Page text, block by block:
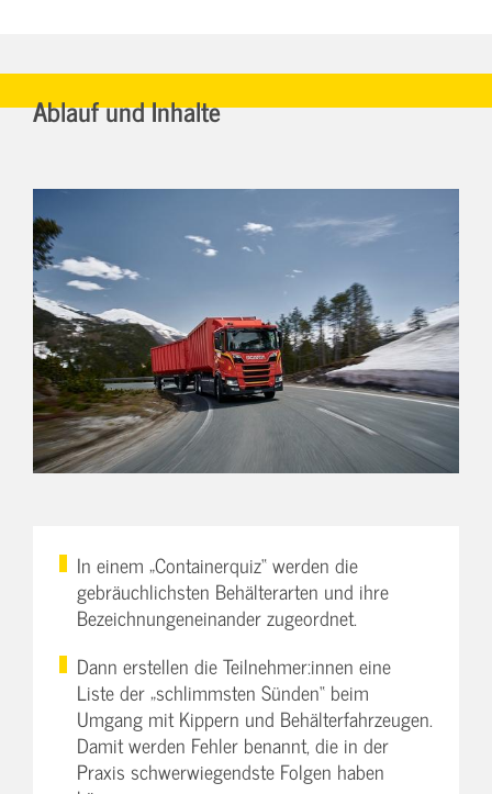
Ablauf und Inhalte
In einem „Containerquiz“ werden die
gebräuchlichsten Behälterarten und ihre
Bezeichnungeneinander zugeordnet.
Dann erstellen die Teilnehmer:innen eine
Liste der „schlimmsten Sünden“ beim
Umgang mit Kippern und Behälterfahrzeugen.
Damit werden Fehler benannt, die in der
Praxis schwerwiegendste Folgen haben